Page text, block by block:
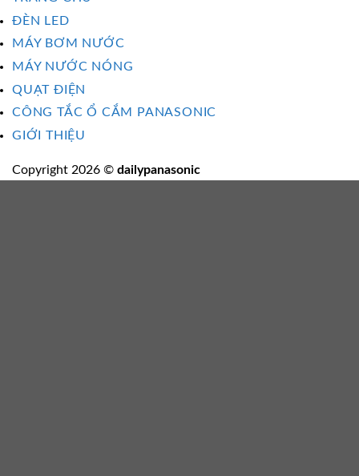
ĐÈN LED
MÁY BƠM NƯỚC
MÁY NƯỚC NÓNG
QUẠT ĐIỆN
CÔNG TẮC Ổ CẮM PANASONIC
GIỚI THIỆU
Copyright 2026 © dailypanasonic